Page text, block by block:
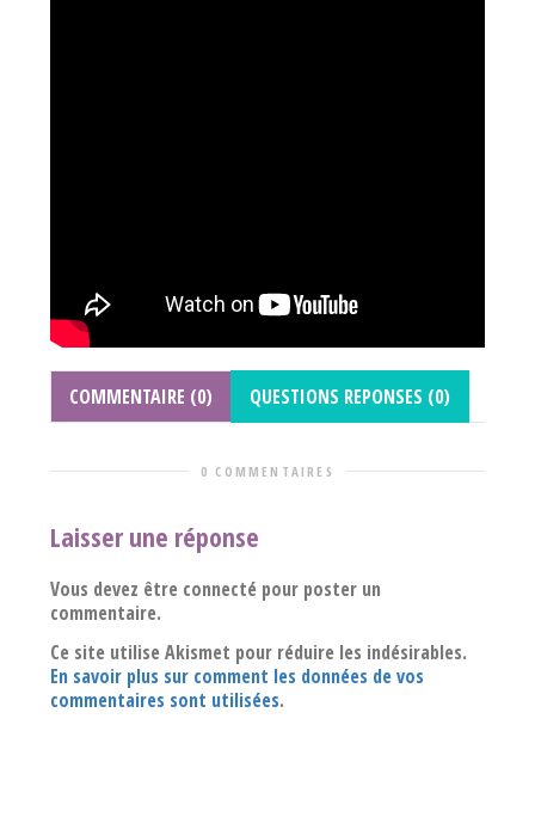
COMMENTAIRE (0) QUESTIONS REPONSES (0)
0 COMMENTAIRES
Laisser une réponse
Vous devez être connecté pour poster un
commentaire.
Ce site utilise Akismet pour réduire les indésirables.
En savoir plus sur comment les données de vos
commentaires sont utilisées.